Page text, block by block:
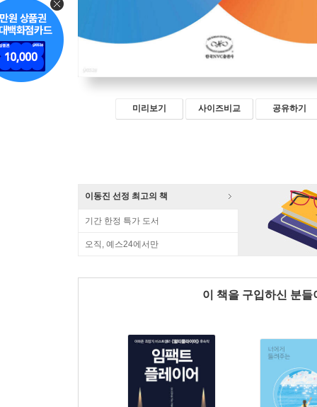
미리보기 사이즈비교 공유하기
이동진 선정 최고의 책
기간 한정 특가 도서
오직, 예스24에서만
이 책을 구입하신 분